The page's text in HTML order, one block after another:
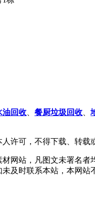
油回收 餐厨垃圾回收
许可，不得下载、转载
网站，凡图文未署名者
及时联系本站，本网站